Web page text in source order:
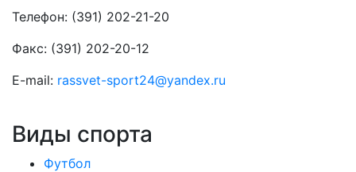
Телефон: (391) 202-21-20
Факс: (391) 202-20-12
E-mail: rassvet-sport24@yandex.ru
Виды спорта
Футбол